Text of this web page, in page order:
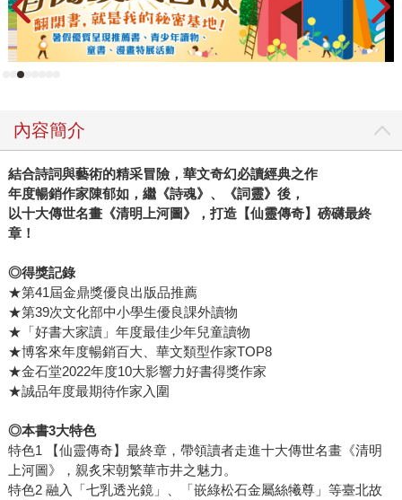
內容簡介
結合詩詞與藝術的精采冒險，華文奇幻必讀經典之作
年度暢銷作家陳郁如，繼《詩魂》、《詞靈》後，
以十大傳世名畫《清明上河圖》，打造【仙靈傳奇】磅礴最終
章！
◎得獎記錄
★第41屆金鼎獎優良出版品推薦
★第39次文化部中小學生優良課外讀物
★「好書大家讀」年度最佳少年兒童讀物
★博客來年度暢銷百大、華文類型作家TOP8
★金石堂2022年度10大影響力好書得獎作家
★誠品年度最期待作家入圍
◎本書3大特色
特色1 【仙靈傳奇】最終章，帶領讀者走進十大傳世名畫《清明
上河圖》，親炙宋朝繁華市井之魅力。
特色2 融入「七乳透光鏡」、「嵌綠松石金屬絲犧尊」等臺北故